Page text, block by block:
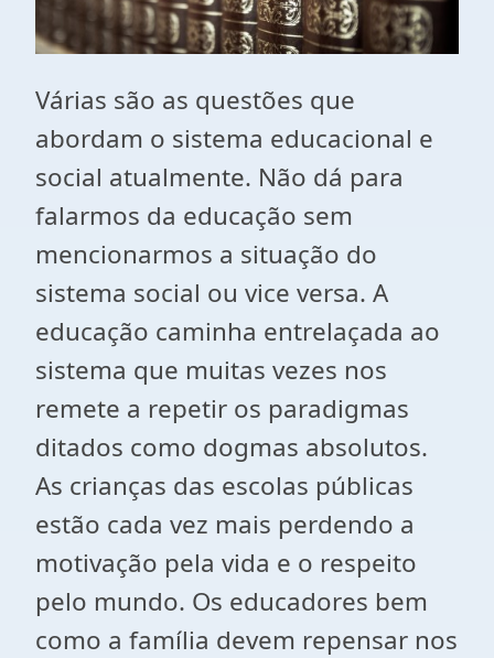
Várias são as questões que
abordam o sistema educacional e
social atualmente. Não dá para
falarmos da educação sem
mencionarmos a situação do
sistema social ou vice versa. A
educação caminha entrelaçada ao
sistema que muitas vezes nos
remete a repetir os paradigmas
ditados como dogmas absolutos.
As crianças das escolas públicas
estão cada vez mais perdendo a
motivação pela vida e o respeito
pelo mundo. Os educadores bem
como a família devem repensar nos